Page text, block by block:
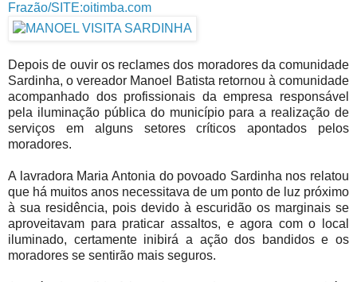
Frazão/SITE:oitimba.com
Depois de ouvir os reclames dos moradores da comunidade
Sardinha, o vereador Manoel Batista retornou à comunidade
acompanhado dos profissionais da empresa responsável
pela iluminação pública do município para a realização de
serviços em alguns setores críticos apontados pelos
moradores.
A lavradora Maria Antonia do povoado Sardinha nos relatou
que há muitos anos necessitava de um ponto de luz próximo
à sua residência, pois devido à escuridão os marginais se
aproveitavam para praticar assaltos, e agora com o local
iluminado, certamente inibirá a ação dos bandidos e os
moradores se sentirão mais seguros.